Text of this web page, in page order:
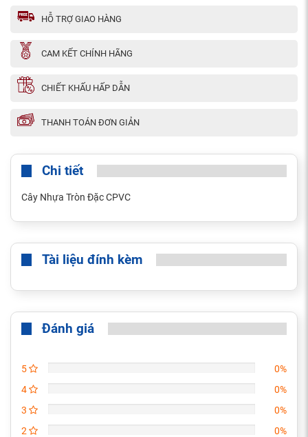
HỖ TRỢ GIAO HÀNG
CAM KẾT CHÍNH HÃNG
CHIẾT KHẤU HẤP DẪN
THANH TOÁN ĐƠN GIẢN
Chi tiết
Cây Nhựa Tròn Đặc CPVC
Tài liệu đính kèm
Đánh giá
5
0%
4
0%
3
0%
2
0%